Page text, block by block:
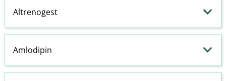
Altrenogest
Amlodipin